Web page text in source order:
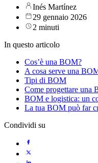
Inés Martínez
29 gennaio 2026
2 minuti
In questo articolo
Cos’è una BOM?
A cosa serve una
Tipi di BOM
Come progettare una
BOM e logistica: un
La tua BOM può far
Condividi su